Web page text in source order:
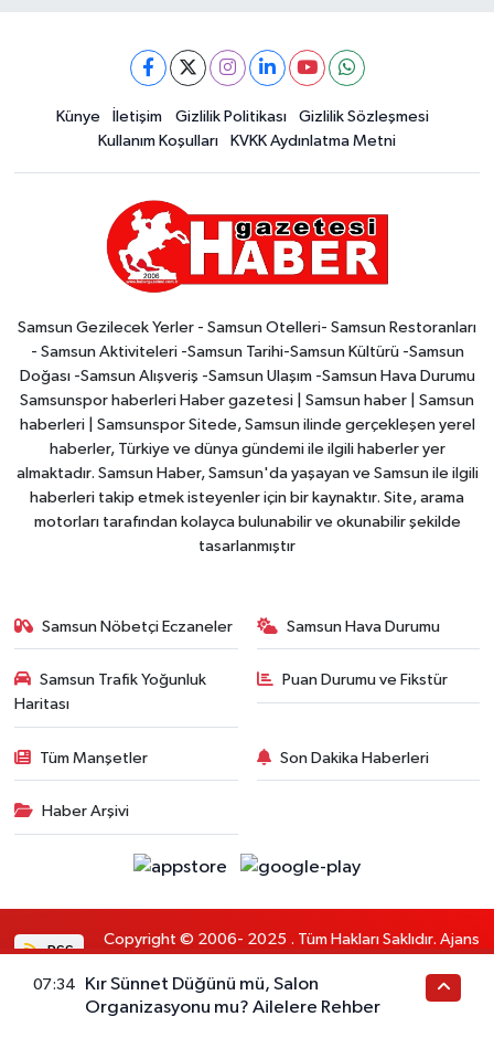
Künye İletişim Gizlilik Politikası
Gizlilik Sözleşmesi
Kullanım Koşulları
KVKK Aydınlatma Metni
Samsun Gezilecek Yerler - Samsun Otelleri- Samsun Restoranları
- Samsun Aktiviteleri -Samsun Tarihi-Samsun Kültürü -Samsun
Doğası -Samsun Alışveriş -Samsun Ulaşım -Samsun Hava Durumu
Samsunspor haberleri Haber gazetesi | Samsun haber | Samsun
haberleri | Samsunspor Sitede, Samsun ilinde gerçekleşen yerel
haberler, Türkiye ve dünya gündemi ile ilgili haberler yer
almaktadır. Samsun Haber, Samsun'da yaşayan ve Samsun ile ilgili
haberleri takip etmek isteyenler için bir kaynaktır. Site, arama
motorları tarafından kolayca bulunabilir ve okunabilir şekilde
tasarlanmıştır
Samsun Nöbetçi Eczaneler Samsun Hava Durumu
Samsun Trafik Yoğunluk
Haritası
Puan Durumu ve Fikstür
Tüm Manşetler Son Dakika Haberleri
Haber Arşivi
RSS
Copyright © 2006- 2025 . Tüm Hakları Saklıdır. Ajans
07:34
Kır Sünnet Düğünü mü, Salon
Organizasyonu mu? Ailelere Rehber